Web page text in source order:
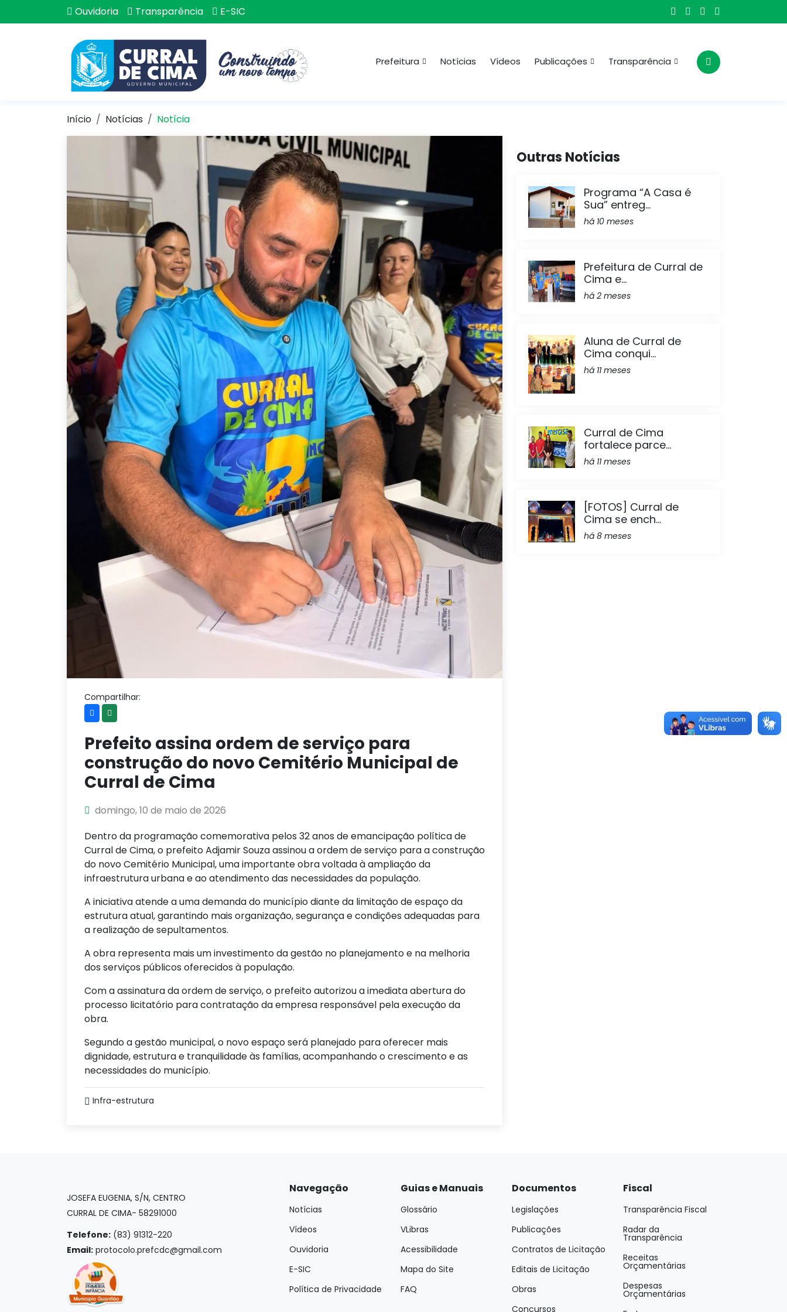
Ouvidoria Transparência E-SIC
Prefeitura Notícias Vídeos Publicações Transparência
Início Notícias Notícia
Compartilhar:
Prefeito assina ordem de serviço para
construção do novo Cemitério Municipal de
Curral de Cima
domingo, 10 de maio de 2026
Dentro da programação comemorativa pelos 32 anos de emancipação política de
Curral de Cima, o prefeito Adjamir Souza assinou a ordem de serviço para a construção
do novo Cemitério Municipal, uma importante obra voltada à ampliação da
infraestrutura urbana e ao atendimento das necessidades da população.
A iniciativa atende a uma demanda do município diante da limitação de espaço da
estrutura atual, garantindo mais organização, segurança e condições adequadas para
a realização de sepultamentos.
A obra representa mais um investimento da gestão no planejamento e na melhoria
dos serviços públicos oferecidos à população.
Com a assinatura da ordem de serviço, o prefeito autorizou a imediata abertura do
processo licitatório para contratação da empresa responsável pela execução da
obra.
Segundo a gestão municipal, o novo espaço será planejado para oferecer mais
dignidade, estrutura e tranquilidade às famílias, acompanhando o crescimento e as
necessidades do município.
Infra-estrutura
Outras Notícias
Programa “A Casa é
Sua” entreg...
há 10 meses
Prefeitura de Curral de
Cima e...
há 2 meses
Aluna de Curral de
Cima conqui...
há 11 meses
Curral de Cima
fortalece parce...
há 11 meses
[FOTOS] Curral de
Cima se ench...
há 8 meses
JOSEFA EUGENIA, S/N, CENTRO
CURRAL DE CIMA- 58291000
Telefone: (83) 91312-220
Email: protocolo.prefcdc@gmail.com
Navegação
Notícias
Vídeos
Ouvidoria
E-SIC
Política de Privacidade
Guias e Manuais
Glossário
VLibras
Acessibilidade
Mapa do Site
FAQ
Documentos
Legislações
Publicações
Contratos de Licitação
Editais de Licitação
Obras
Concursos
Fiscal
Transparência Fiscal
Radar da
Transparência
Receitas
Orçamentárias
Despesas
Orçamentárias